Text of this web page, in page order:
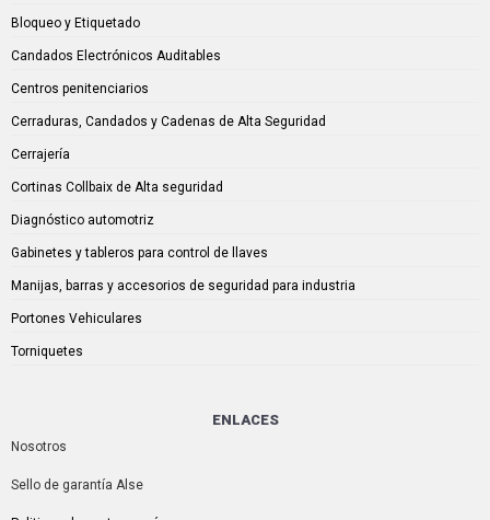
Bloqueo y Etiquetado
Candados Electrónicos Auditables
Centros penitenciarios
Cerraduras, Candados y Cadenas de Alta Seguridad
Cerrajería
Cortinas Collbaix de Alta seguridad
Diagnóstico automotriz
Gabinetes y tableros para control de llaves
Manijas, barras y accesorios de seguridad para industria
Portones Vehiculares
Torniquetes
ENLACES
Nosotros
Sello de garantía Alse